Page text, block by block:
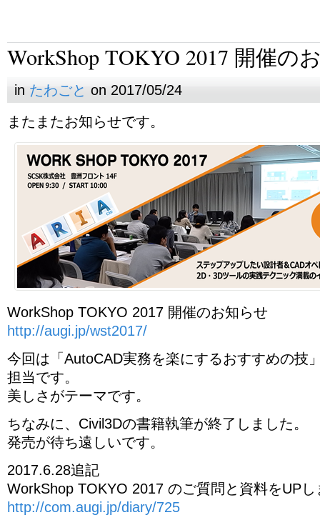
WorkShop TOKYO 2017 開催の
in たわごと on 2017/05/24
またまたお知らせです。
WorkShop TOKYO 2017 開催のお知らせ
http://augi.jp/wst2017/
今回は「AutoCAD実務を楽にするおすすめの技
担当です。
美しさがテーマです。
ちなみに、Civil3Dの書籍執筆が終了しました。
発売が待ち遠しいです。
2017.6.28追記
WorkShop TOKYO 2017 のご質問と資料をUPし
http://com.augi.jp/diary/725